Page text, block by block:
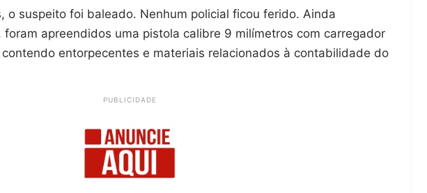
o suspeito foi baleado. Nenhum policial ficou ferido. Ainda
foram apreendidos uma pistola calibre 9 milímetros com carregador
entorpecentes e materiais relacionados à contabilidade do
PUBLICIDADE